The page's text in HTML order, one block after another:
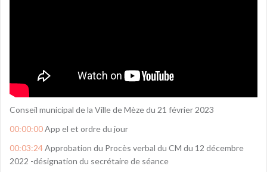
Conseil municipal de la Ville de Mèze du 21 février 2023
00:00:00App el et ordre du jour
00:03:24Approbation du Procès verbal du CM du 12 décembre
2022 -désignation du secrétaire de séance